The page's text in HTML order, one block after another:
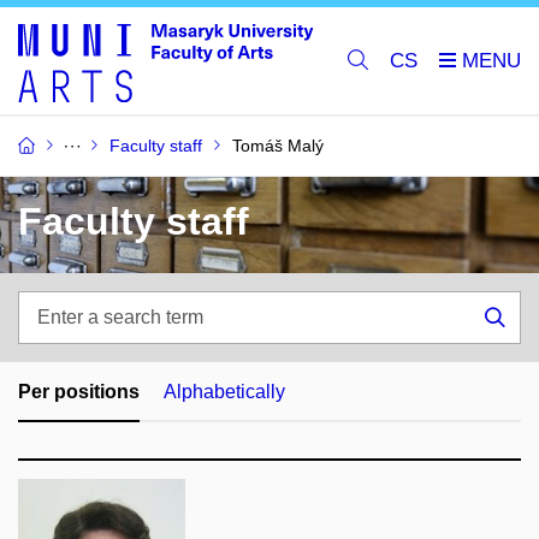
CS
Faculty staff Tomáš Malý
Faculty staff
search
term
Per positions Alphabetically